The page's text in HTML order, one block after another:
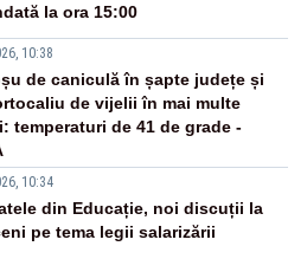
la ora 15:00
10:38
de caniculă în șapte județe și
de vijelii în mai multe
temperaturi de 41 de grade -
10:34
din Educație, noi discuții la
pe tema legii salarizării